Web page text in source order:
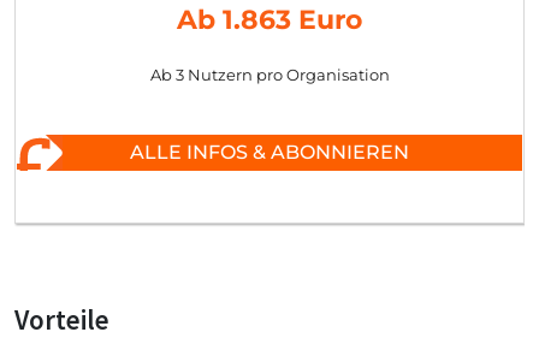
Ab 1.863 Euro
Ab 3 Nutzern pro Organisation
ALLE INFOS & ABONNIEREN
Vorteile